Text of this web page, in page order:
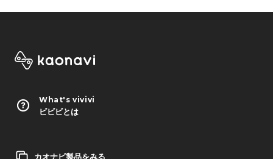
What's vivivi
ビビビとは
カオナビ製品をみる